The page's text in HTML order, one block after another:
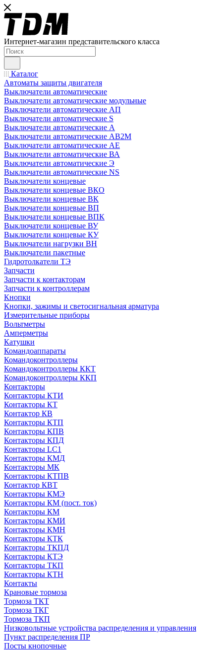
Интернет-магазин представительского класса
Каталог
Автоматы защиты двигателя
Выключатели автоматические
Выключатели автоматические модульные
Выключатели автоматические АП
Выключатели автоматические S
Выключатели автоматические А
Выключатели автоматические АВ2М
Выключатели автоматические АЕ
Выключатели автоматические ВА
Выключатели автоматические Э
Выключатели автоматические NS
Выключатели концевые
Выключатели концевые ВКО
Выключатели концевые ВК
Выключатели концевые ВП
Выключатели концевые ВПК
Выключатели концевые ВУ
Выключатели концевые КУ
Выключатели нагрузки ВН
Выключатели пакетные
Гидротолкатели ТЭ
Запчасти
Запчасти к контакторам
Запчасти к контроллерам
Кнопки
Кнопки, зажимы и светосигнальная арматура
Измерительные приборы
Вольтметры
Амперметры
Катушки
Командоаппараты
Командоконтроллеры
Командоконтроллеры ККТ
Командоконтроллеры ККП
Контакторы
Контакторы КТИ
Контакторы КТ
Контактор КВ
Контакторы КТП
Контакторы КПВ
Контакторы КПД
Контакторы LC1
Контакторы КМД
Контакторы МК
Контакторы КТПВ
Контактор КВТ
Контакторы КМЭ
Контакторы КМ (пост. ток)
Контакторы КМ
Контакторы КМИ
Контакторы КМН
Контакторы КТК
Контакторы ТКПД
Контакторы КТЭ
Контакторы ТКП
Контакторы КТН
Контакты
Крановые тормоза
Тормоза ТКТ
Тормоза ТКГ
Тормоза ТКП
Низковольтные устройства распределения и управления
Пункт распределения ПР
Посты кнопочные